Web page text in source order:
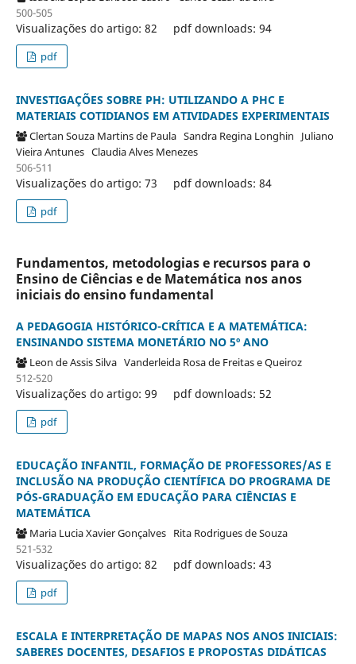
500-505
Visualizações do artigo: 82 pdf downloads: 94
pdf
INVESTIGAÇÕES SOBRE PH: UTILIZANDO A PHC E
MATERIAIS COTIDIANOS EM ATIVIDADES EXPERIMENTAIS
Clertan Souza Martins de Paula Sandra Regina Longhin Juliano
Vieira Antunes Claudia Alves Menezes
506-511
Visualizações do artigo: 73 pdf downloads: 84
pdf
Fundamentos, metodologias e recursos para o
Ensino de Ciências e de Matemática nos anos
iniciais do ensino fundamental
A PEDAGOGIA HISTÓRICO-CRÍTICA E A MATEMÁTICA:
ENSINANDO SISTEMA MONETÁRIO NO 5º ANO
Leon de Assis Silva Vanderleida Rosa de Freitas e Queiroz
512-520
Visualizações do artigo: 99 pdf downloads: 52
pdf
EDUCAÇÃO INFANTIL, FORMAÇÃO DE PROFESSORES/AS E
INCLUSÃO NA PRODUÇÃO CIENTÍFICA DO PROGRAMA DE
PÓS-GRADUAÇÃO EM EDUCAÇÃO PARA CIÊNCIAS E
MATEMÁTICA
Maria Lucia Xavier Gonçalves Rita Rodrigues de Souza
521-532
Visualizações do artigo: 82 pdf downloads: 43
pdf
ESCALA E INTERPRETAÇÃO DE MAPAS NOS ANOS INICIAIS:
SABERES DOCENTES, DESAFIOS E PROPOSTAS DIDÁTICAS